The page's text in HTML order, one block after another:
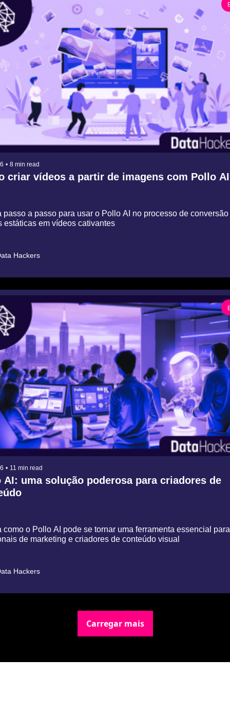
• 8 min read
criar vídeos a partir de imagens com Pollo AI
passo a passo para usar o Pollo AI no processo de conversão
estáticas em vídeos cativantes
Hackers
• 11 min read
AI: uma solução poderosa para criadores de
como o Pollo AI pode se tornar uma ferramenta essencial para
de marketing e criadores de conteúdo visual
Hackers
Carregar mais